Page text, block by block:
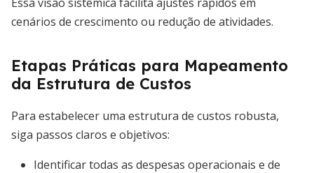
cenários de crescimento ou redução de atividades.
Etapas Práticas para Mapeamento
da Estrutura de Custos
Para estabelecer uma estrutura de custos robusta,
siga passos claros e objetivos:
Identificar todas as despesas operacionais e de